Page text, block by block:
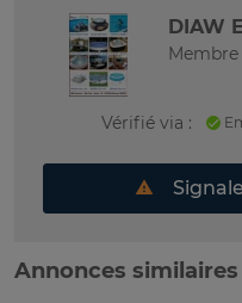
DIAW
Membre
Vérifié via :
Annonces similaires